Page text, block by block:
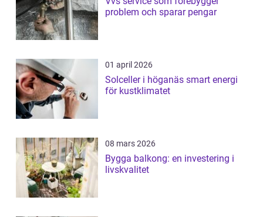
problem och sparar pengar
01 april 2026
Solceller i höganäs smart energi
för kustklimatet
08 mars 2026
Bygga balkong: en investering i
livskvalitet